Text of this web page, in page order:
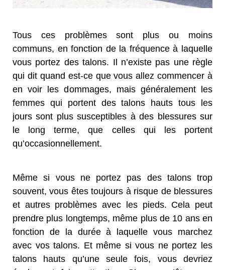
Tous ces problèmes sont plus ou moins
communs, en fonction de la fréquence à laquelle
vous portez des talons. Il n’existe pas une règle
qui dit quand est-ce que vous allez commencer à
en voir les dommages, mais généralement les
femmes qui portent des talons hauts tous les
jours sont plus susceptibles à des blessures sur
le long terme, que celles qui les portent
qu’occasionnellement.
Même si vous ne portez pas des talons trop
souvent, vous êtes toujours à risque de blessures
et autres problèmes avec les pieds. Cela peut
prendre plus longtemps, même plus de 10 ans en
fonction de la durée à laquelle vous marchez
avec vos talons. Et même si vous ne portez les
talons hauts qu’une seule fois, vous devriez